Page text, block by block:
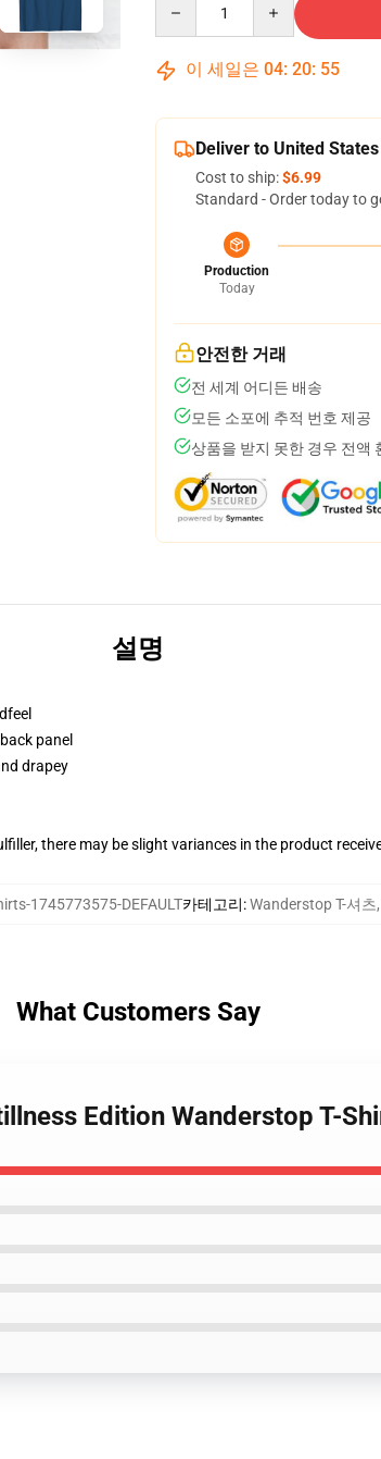
이 세일은 04: 20: 54
Deliver to United States
Cost to ship:$6.99
Standard - Order today to
Production
Today
안전한 거래
전 세계 어디든 배송
모든 소포에 추적 번호 제공
상품을 받지 못한 경우 전액
설명
panel
drapey
there may be slight variances in the product
1745773575-DEFAULT카테고리:Wanderstop T-셔츠,
What Customers Say
Edition Wanderstop T-